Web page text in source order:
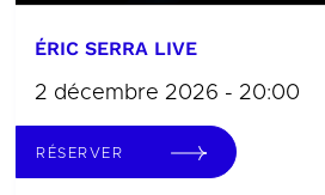
ÉRIC SERRA LIVE
2 décembre 2026 - 20:00
RÉSERVER